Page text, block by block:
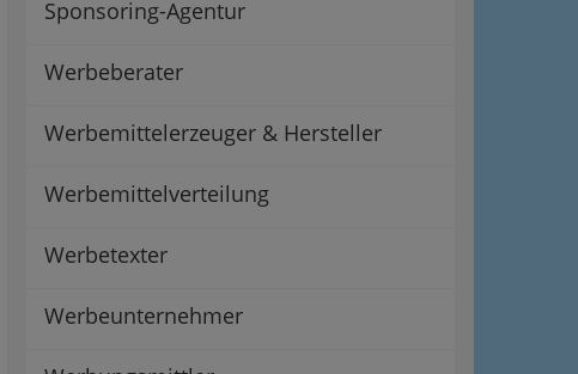
Sponsoring-Agentur
Werbeberater
Werbemittelerzeuger & Hersteller
Werbemittelverteilung
Werbetexter
Werbeunternehmer